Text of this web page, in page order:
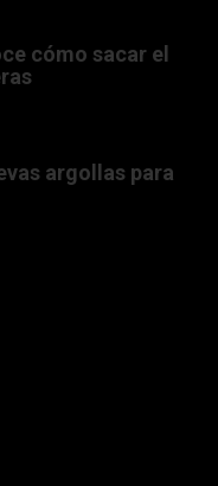
cómo sacar el
argollas para